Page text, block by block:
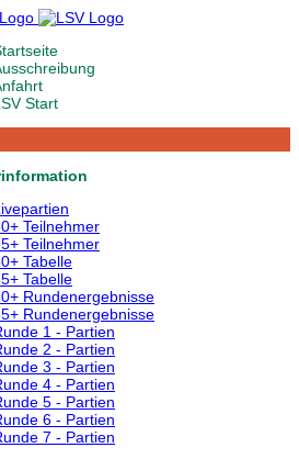
Start
Teilnehmer
Teilnehmer
Tabelle
Tabelle
Rundenergebnisse
Rundenergebnisse
1 - Partien
2 - Partien
3 - Partien
4 - Partien
5 - Partien
6 - Partien
7 - Partien